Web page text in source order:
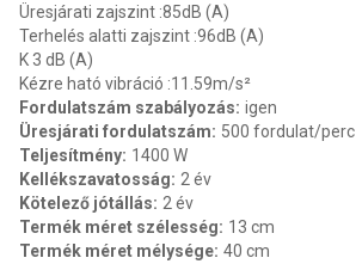
Üresjárati zajszint :85dB (A)
Terhelés alatti zajszint :96dB (A)
K 3 dB (A)
Kézre ható vibráció :11.59m/s²
Fordulatszám szabályozás: igen
Üresjárati fordulatszám: 500 fordulat/perc
Teljesítmény: 1400 W
Kellékszavatosság: 2 év
Kötelező jótállás: 2 év
Termék méret szélesség: 13 cm
Termék méret mélysége: 40 cm